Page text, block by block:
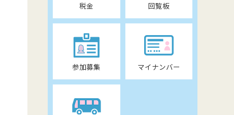
税金 回覧板
参加募集 マイナンバー